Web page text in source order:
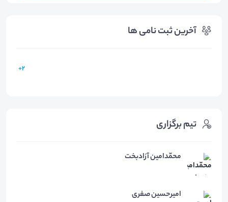
آخرین ثبت نامی ها
2+
تیم برگزاری
محمّدامین آزادبخت
امیرحسینصفری